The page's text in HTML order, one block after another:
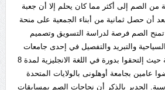
من الصم إلى أكثر مما كان يحلم إلا أن جعبة
أن حصل ثمانية من أبناء الجمعية على منحة
تمنح الصم فرصة لدراسة التسويق وتصميم
والتبريد والتفصيل في إحدى جامعات
الولايات المتحدة الأمريكية حيث إلتحقوا بدورة في اللغة الانجليزية لمدة 8
عامين بجامعة أوهلونى بالولايات المتحدة
الجدير بالذكر أن نجاحات الصم بمسابقات